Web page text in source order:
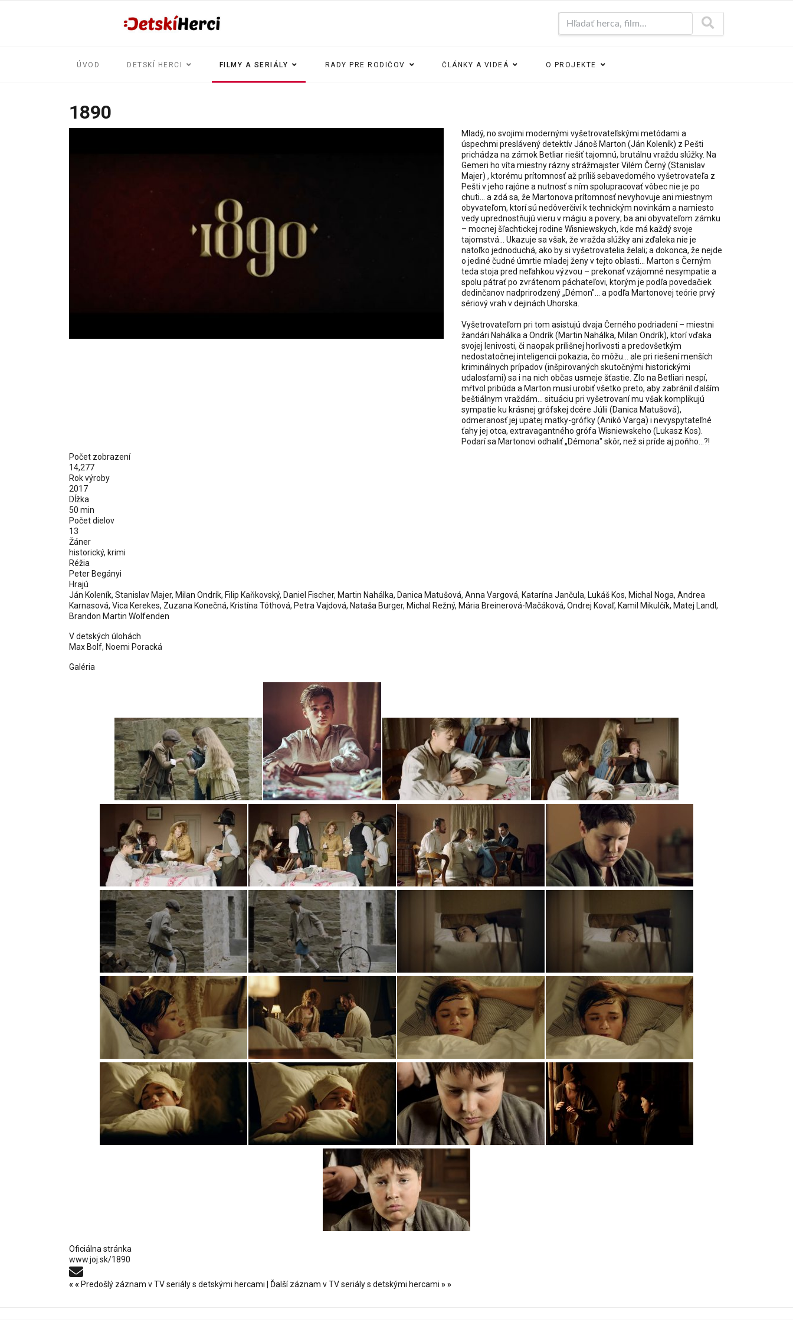
ÚVOD DETSKÍ HERCI FILMY A SERIÁLY RADY PRE RODIČOV ČLÁNKY A VIDEÁ O PROJEKTE
1890
Mladý, no svojimi modernými vyšetrovateľskými metódami a
úspechmi preslávený detektív Jánoš Marton (Ján Koleník) z Pešti
prichádza na zámok Betliar riešiť tajomnú, brutálnu vraždu slúžky. Na
Gemeri ho víta miestny rázny strážmajster Vilém Černý (Stanislav
Majer) , ktorému prítomnosť až príliš sebavedomého vyšetrovateľa z
Pešti v jeho rajóne a nutnosť s ním spolupracovať vôbec nie je po
chuti... a zdá sa, že Martonova prítomnosť nevyhovuje ani miestnym
obyvateľom, ktorí sú nedôverčiví k technickým novinkám a namiesto
vedy uprednostňujú vieru v mágiu a povery; ba ani obyvateľom zámku
– mocnej šľachtickej rodine Wisniewskych, kde má každý svoje
tajomstvá... Ukazuje sa však, že vražda slúžky ani zďaleka nie je
natoľko jednoduchá, ako by si vyšetrovatelia želali; a dokonca, že nejde
o jediné čudné úmrtie mladej ženy v tejto oblasti... Marton s Černým
teda stoja pred neľahkou výzvou – prekonať vzájomné nesympatie a
spolu pátrať po zvrátenom páchateľovi, ktorým je podľa povedačiek
dedinčanov nadprirodzený „Démon"... a podľa Martonovej teórie prvý
sériový vrah v dejinách Uhorska.
Vyšetrovateľom pri tom asistujú dvaja Černého podriadení – miestni
žandári Nahálka a Ondrík (Martin Nahálka, Milan Ondrík), ktorí vďaka
svojej lenivosti, či naopak prílišnej horlivosti a predovšetkým
nedostatočnej inteligencii pokazia, čo môžu... ale pri riešení menších
kriminálnych prípadov (inšpirovaných skutočnými historickými
udalosťami) sa i na nich občas usmeje šťastie. Zlo na Betliari nespí,
mŕtvol pribúda a Marton musí urobiť všetko preto, aby zabránil ďalším
beštiálnym vraždám... situáciu pri vyšetrovaní mu však komplikujú
sympatie ku krásnej grófskej dcére Júlii (Danica Matušová),
odmeranosť jej upätej matky-grófky (Anikó Varga) i nevyspytateľné
ťahy jej otca, extravagantného grófa Wisniewskeho (Lukasz Kos).
Podarí sa Martonovi odhaliť „Démona" skôr, než si príde aj poňho...?!
Počet zobrazení
14,277
Rok výroby
2017
Dĺžka
50 min
Počet dielov
13
Žáner
historický, krimi
Réžia
Peter Begányi
Hrajú
Ján Koleník, Stanislav Majer, Milan Ondrík, Filip Kaňkovský, Daniel Fischer, Martin Nahálka, Danica Matušová, Anna Vargová, Katarína Jančula, Lukáš Kos, Michal Noga, Andrea
Karnasová, Vica Kerekes, Zuzana Konečná, Kristína Tóthová, Petra Vajdová, Nataša Burger, Michal Režný, Mária Breinerová-Mačáková, Ondrej Kovaľ, Kamil Mikulčík, Matej Landl,
Brandon Martin Wolfenden
V detských úlohách
Max Bolf, Noemi Poracká
Galéria
Oficiálna stránka
www.joj.sk/1890
«« Predošlý záznam v TV seriály s detskými hercami Ďalší záznam v TV seriály s detskými hercami »»